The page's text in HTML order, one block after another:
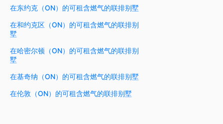
在东约克（ON）的可租含燃气的联排别墅
在和约克区（ON）的可租含燃气的联排别
墅
在哈密尔顿（ON）的可租含燃气的联排别
墅
在基奇纳（ON）的可租含燃气的联排别墅
在伦敦（ON）的可租含燃气的联排别墅